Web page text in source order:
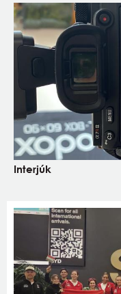
Interjúk